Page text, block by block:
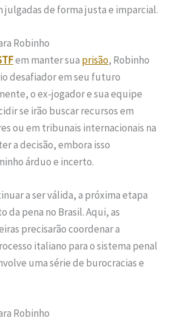
julgadas de forma justa e imparcial.
Robinho
em manter sua prisão, Robinho
desafiador em seu futuro
o ex-jogador e sua equipe
se irão buscar recursos em
ou em tribunais internacionais na
a decisão, embora isso
árduo e incerto.
a ser válida, a próxima etapa
da pena no Brasil. Aqui, as
precisarão coordenar a
italiano para o sistema penal
uma série de burocracias e
Robinho